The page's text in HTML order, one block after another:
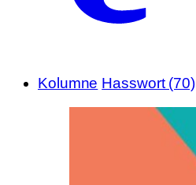
Kolumne Hasswort (70)